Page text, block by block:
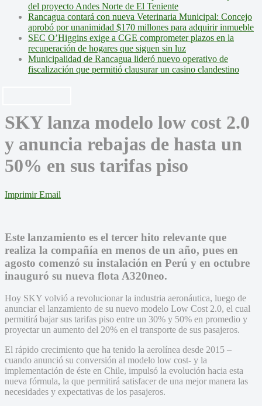
del proyecto Andes Norte de El Teniente
Rancagua contará con nueva Veterinaria Municipal: Concejo
aprobó por unanimidad $170 millones para adquirir inmueble
SEC O’Higgins exige a CGE comprometer plazos en la
recuperación de hogares que siguen sin luz
Municipalidad de Rancagua lideró nuevo operativo de
fiscalización que permitió clausurar un casino clandestino
SKY lanza modelo low cost 2.0
y anuncia rebajas de hasta un
50% en sus tarifas piso
Imprimir Email
Este lanzamiento es el tercer hito relevante que
realiza la compañía en menos de un año, pues en
agosto comenzó su instalación en Perú y en octubre
inauguró su nueva flota A320neo.
Hoy SKY volvió a revolucionar la industria aeronáutica, luego de
anunciar el lanzamiento de su nuevo modelo Low Cost 2.0, el cual
permitirá bajar sus tarifas piso entre un 30% y 50% en promedio y
proyectar un aumento del 20% en el transporte de sus pasajeros.
El rápido crecimiento que ha tenido la aerolínea desde 2015 –
cuando anunció su conversión al modelo low cost- y la
implementación de éste en Chile, impulsó la evolución hacia esta
nueva fórmula, la que permitirá satisfacer de una mejor manera las
necesidades y expectativas de los pasajeros.